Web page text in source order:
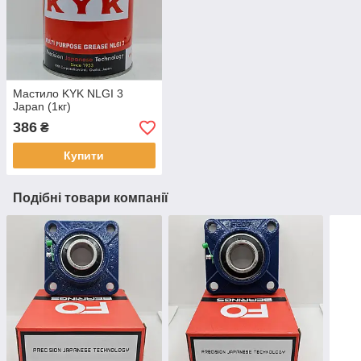
Мастило KYK NLGI 3
Japan (1кг)
386 ₴
Купити
Подібні товари компанії